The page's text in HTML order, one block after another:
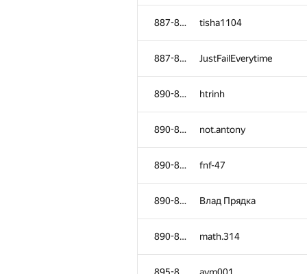
887-889 tisha1104
887-889 JustFailEverytime
890-894 htrinh
890-894 not.antony
890-894 fnf-47
890-894 Влад Прядка
890-894 math.314
JetStar
Никита
Dekacc
Марат Юлдашев
s0ul701
q122-10-distanova-elvira
Victorry Buff